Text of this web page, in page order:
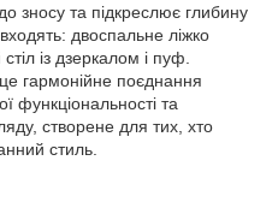
зносу та підкреслює глибину
двоспальне ліжко
із дзеркалом і пуф.
гармонійне поєднання
функціональності та
створене для тих, хто
стиль.